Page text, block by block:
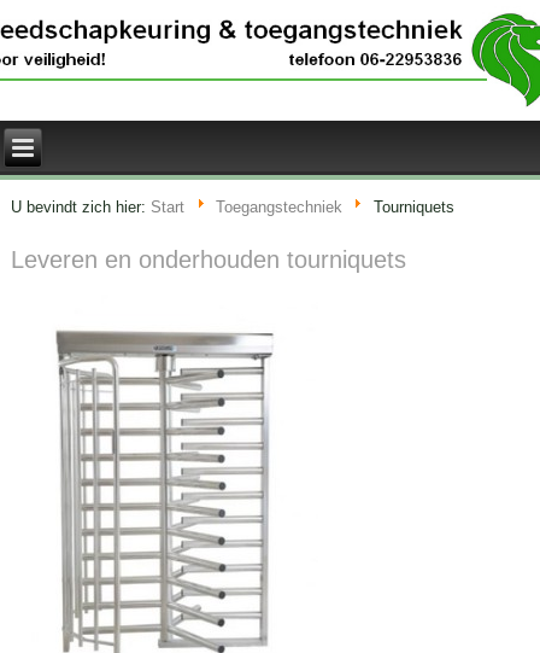
U bevindt zich hier: Start Toegangstechniek Tourniquets
Leveren en onderhouden tourniquets